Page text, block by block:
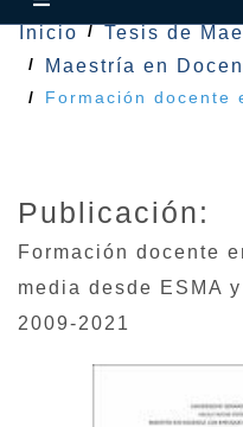
Inicio
Tesis de
Maestría en
Formación docente
Publicación:
Formación docente
media desde ESMA
2009-2021